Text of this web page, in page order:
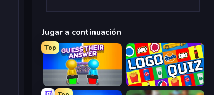
Jugar a continuación
Top
Guess Their Answer Logo Quiz: Game World Trivia